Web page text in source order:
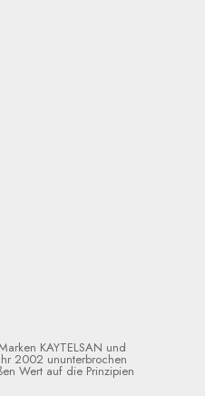
KAYTELSAN und
2002 ununterbrochen
Wert auf die Prinzipien